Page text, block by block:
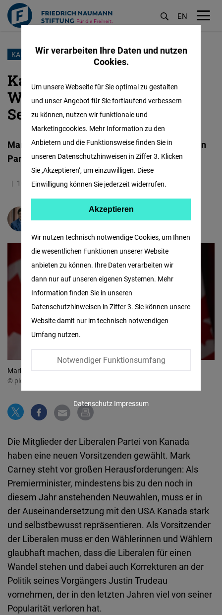
Direkt
Inhalt
EN
KANADA
Kanadas Liberale setzen auf
Wirtschaftskompetenz und
Seriosität
Mark Carney ist neuer Vorsitzender der Liberalen
Partei in Kanada
10.03.2025 2.3 Minuten
Karl-Heinz Paqué
Mark Carney am Wahlabend in Ottawa
© picture alliance / Anadolu | Stringer
Die Mitglieder der Liberalen Partei von Kanada
haben eine neuen Vorsitzenden gewählt. Mark
Carney steht vor großen Herausforderungen: Als
Premierminister, mindestens bis zu den noch in
diesem Jahr anstehenden Neuwahlen, muss er in
der Auseinandersetzung mit den USA Kanada stark
und selbstbewusst repräsentieren. Als Vorsitzender
der Liberalen muss er den Wählerinnen und Wählern
glaubhaft machen, dass die Liberalen für einen
Wandel stehen und dabei auch Korrekturen an der
Politik seines Vorgängers Justin Trudeau
vornehmen, der in den letzten Jahren viel von seiner
Popularität verloren hat.
Wir verarbeiten Ihre Daten und nutzen
Cookies.
Wir nutzen technisch notwendige Cookies, um Ihnen
die wesentlichen Funktionen unserer Website
anbieten zu können. Ihre Daten verarbeiten wir
dann nur auf unseren eigenen Systemen. Mehr
Information finden Sie in unseren
Datenschutzhinweisen in Ziffer 3. Sie können unsere
Website damit nur im technisch notwendigen
Umfang nutzen.
Notwendiger Funktionsumfang
Um unsere Webseite für Sie optimal zu gestalten
und unser Angebot für Sie fortlaufend verbessern
zu können, nutzen wir funktionale und
Marketingcookies. Mehr Information zu den
Anbietern und die Funktionsweise finden Sie in
unseren Datenschutzhinweisen in Ziffer 3. Klicken
Sie ‚Akzeptieren‘, um einzuwilligen. Diese
Einwilligung können Sie jederzeit widerrufen.
Facebook
Embed
Twitter
Embed
Instagram
Google
Maps
Embed
Cloudinary
Flickr
Embed
Newsletter2go
Embed
Podigee
Embed
Akzeptieren
Datenschutz Impressum